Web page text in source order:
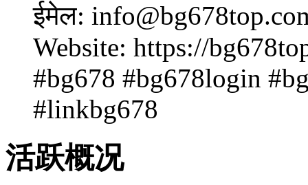
ईमेल:
Website: https://
#bg678 #bg678login
#linkbg678
活跃概况